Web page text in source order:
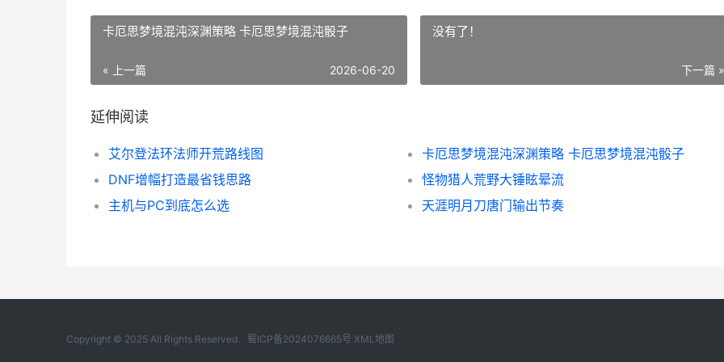
卡厄思梦境混沌深渊策略 卡厄思梦境混沌骰子
« 上一篇 2026-06-20
没有了！
下一篇 »
延伸阅读
艾尔登法环法师开荒路线图
卡厄思梦境混沌深渊策略 卡厄思梦境混沌骰子
DNF增幅打造最省钱思路
怪物猎人荒野大锤眩晕流
主机与PC到底怎么选
天涯明月刀唐门输出节奏
Copyright © 2025 All Rights Reserved. 蜀ICP备2024076665号 XML地图